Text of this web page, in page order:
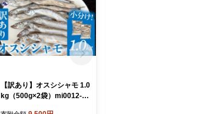
【訳あり】オスシシャモ 1.0
kg（500g×2袋）mi0012-01